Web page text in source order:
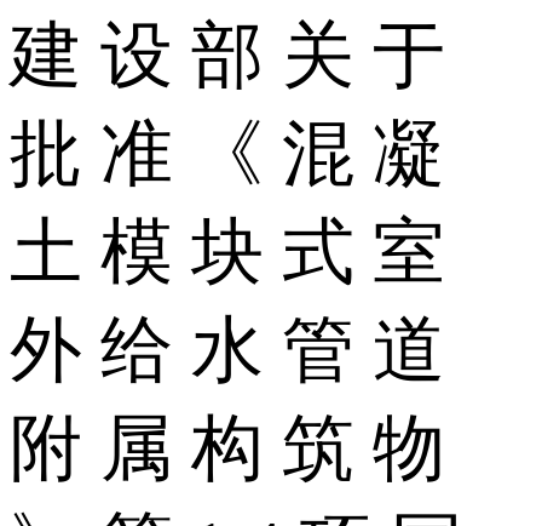
建 设 部 关 于
批 准 《 混 凝
土 模 块 式 室
外 给 水 管 道
附 属 构 筑 物